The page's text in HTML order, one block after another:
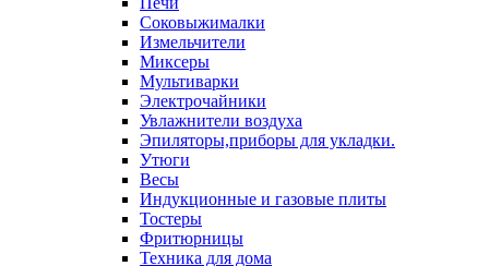
Соковыжималки
Измельчители
Миксеры
Мультиварки
Электрочайники
Увлажнители воздуха
Эпиляторы,приборы для укладки.
Утюги
Весы
Индукционные и газовые плиты
Тостеры
Фритюрницы
Техника для дома